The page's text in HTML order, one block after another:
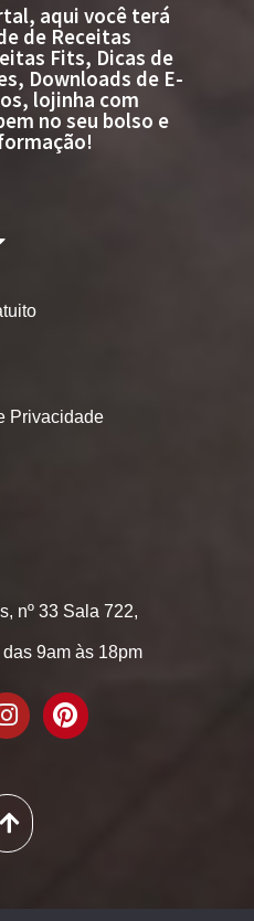
aqui você terá
de Receitas
Fits, Dicas de
Downloads de E-
lojinha com
no seu bolso e
Privacidade
nº 33 Sala 722,
9am às 18pm